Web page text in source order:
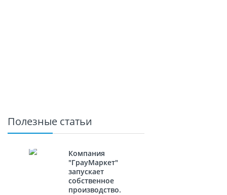
Полезные статьи
Компания
"ГрауМаркет"
запускает
собственное
производство.